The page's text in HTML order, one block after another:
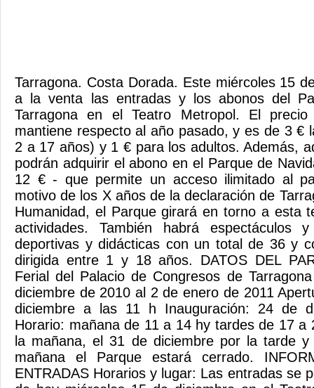
Tarragona. Costa Dorada. Este miércoles 15
a la venta las entradas y los abonos del
Tarragona en el Teatro Metropol. El
mantiene respecto al año pasado, y es de 3 €
2 a 17 años) y 1 € para los adultos. Además,
podrán adquirir el abono en el Parque de
12 € - que permite un acceso ilimitado al
motivo de los X años de la declaración de
Humanidad, el Parque girará en torno a esta
actividades. También habrá espectáculos
deportivas y didácticas con un total de 36 y
dirigida entre 1 y 18 años. DATOS DEL
Ferial del Palacio de Congresos de
diciembre de 2010 al 2 de enero de 2011
diciembre a las 11 h Inauguración: 24 de
Horario: mañana de 11 a 14 hy tardes de 17 a
la mañana, el 31 de diciembre por la tarde
mañana el Parque estará cerrado.
ENTRADAS Horarios y lugar: Las entradas se